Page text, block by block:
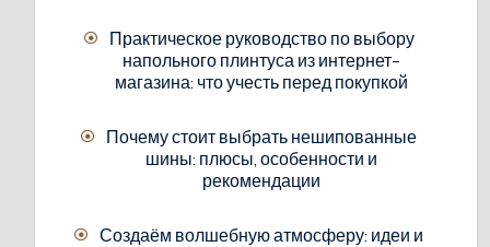
Практическое руководство по выбору
напольного плинтуса из интернет-
магазина: что учесть перед покупкой
Почему стоит выбрать нешипованные
шины: плюсы, особенности и
рекомендации
Создаём волшебную атмосферу: идеи и